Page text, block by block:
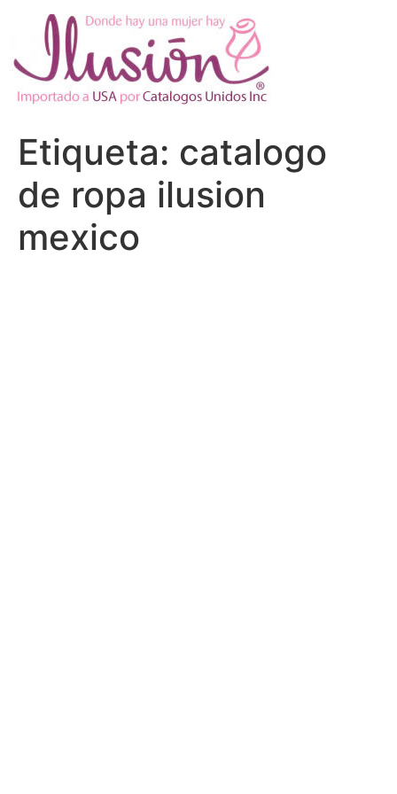
contenido
Etiqueta: catalogo
de ropa ilusion
mexico